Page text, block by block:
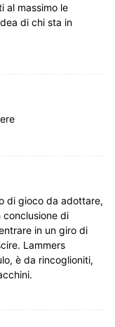
al massimo le
di chi sta in
di gioco da adottare,
di
in un giro di
Lammers
è da rincoglioniti,